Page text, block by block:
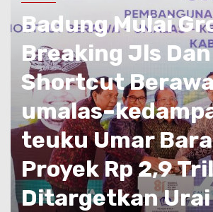
1 min read
Badung
Jalan Santai Hut
Desa Cemagi,
Arnawa Ajak